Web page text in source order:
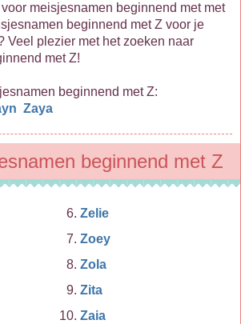
meisjesnamen beginnend met met
beginnend met Z voor je
Veel plezier met het zoeken naar
met Z!
beginnend met Z:
Zaya
beginnend met Z
Zelie
Zoey
Zola
Zita
Zaia